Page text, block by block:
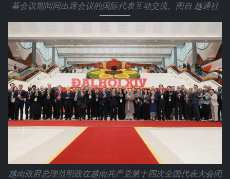
幕会议期间同出席会议的国际代表互动交流。图自 越通社
越南政府总理范明政在越南共产党第十四次全国代表大会闭